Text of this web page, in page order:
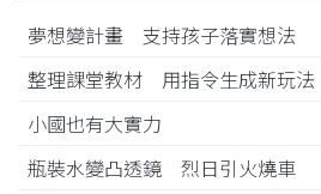
夢想變計畫 支持孩子落實想法
整理課堂教材 用指令生成新玩法
小國也有大實力
瓶裝水變凸透鏡 烈日引火燒車